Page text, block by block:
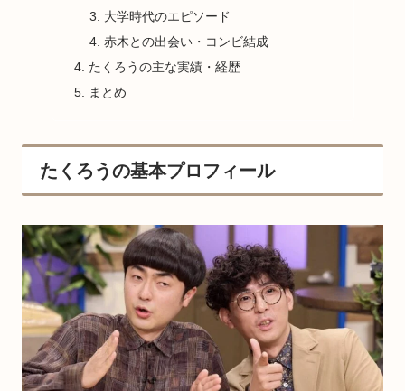
大学時代のエピソード
赤木との出会い・コンビ結成
たくろうの主な実績・経歴
まとめ
たくろうの基本プロフィール